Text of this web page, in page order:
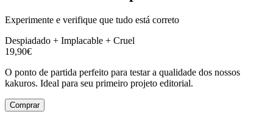
Experimente e verifique que tudo está correto
Despiadado + Implacable + Cruel
19,90€
O ponto de partida perfeito para testar a qualidade dos nossos
kakuros. Ideal para seu primeiro projeto editorial.
Comprar